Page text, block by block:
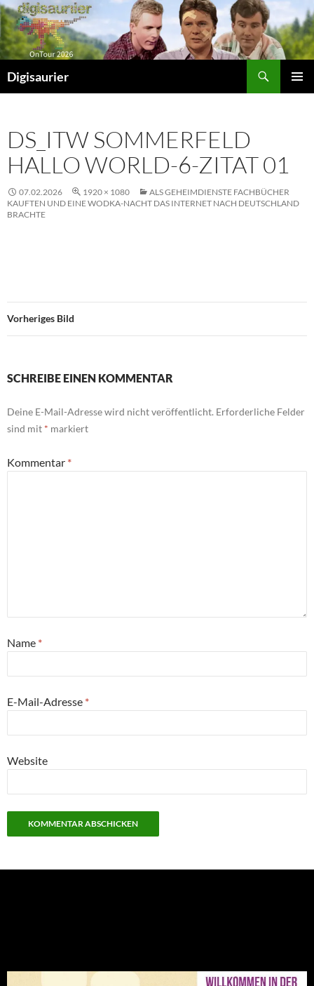
Zum
Inhalt
springen
Digisaurier
DS_ITW SOMMERFELD
HALLO WORLD-6-ZITAT 01
07.02.2026 1920 × 1080
ALS GEHEIMDIENSTE FACHBÜCHER
KAUFTEN UND EINE WODKA-NACHT DAS INTERNET NACH DEUTSCHLAND
BRACHTE
Vorheriges Bild
SCHREIBE EINEN KOMMENTAR
Deine E-Mail-Adresse wird nicht veröffentlicht. Erforderliche Felder
sind mit * markiert
Kommentar *
Name *
E-Mail-Adresse *
Website